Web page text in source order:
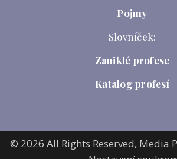
Pojmy
Slovníček:
Zaniklé profese
Katalog profesí
© 2026 All Rights Reserved, Media